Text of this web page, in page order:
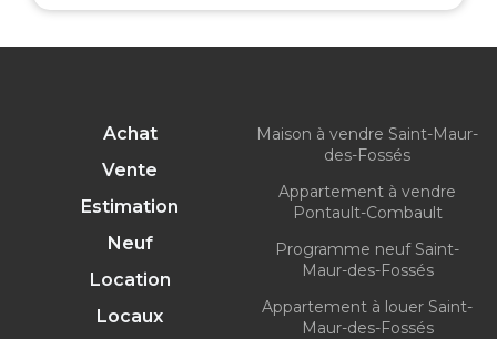
Achat
Vente
Estimation
Neuf
Location
Locaux
Maison à vendre Saint-Maur-
des-Fossés
Appartement à vendre
Pontault-Combault
Programme neuf Saint-
Maur-des-Fossés
Appartement à louer Saint-
Maur-des-Fossés